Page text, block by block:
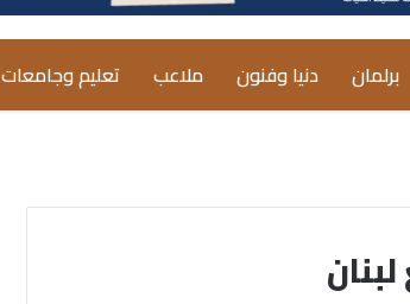
برلمان دنيا وفنون ملاعب تعليم وجامعات